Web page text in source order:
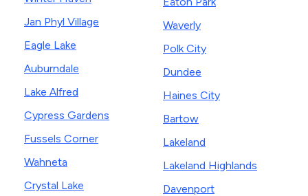
Jan Phyl Village
Eagle Lake
Auburndale
Lake Alfred
Cypress Gardens
Fussels Corner
Wahneta
Crystal Lake
Waverly
Polk City
Dundee
Haines City
Bartow
Lakeland
Lakeland Highlands
Davenport